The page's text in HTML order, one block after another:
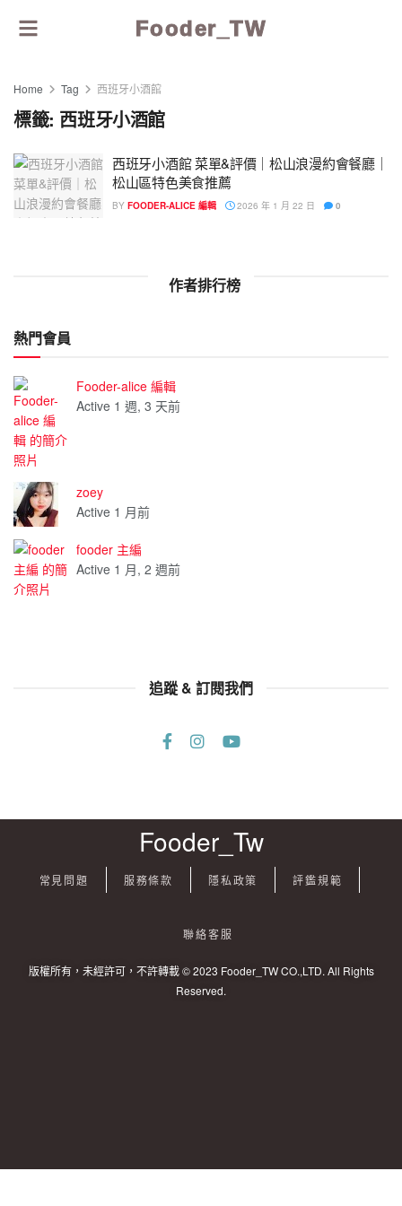
Fooder_TW
Home Tag 西班牙小酒館
標籤: 西班牙小酒館
西班牙小酒館 菜單&評價｜松山浪漫約會餐廳｜
松山區特色美食推薦
BY FOODER-ALICE 編輯 2026 年 1 月 22 日 0
作者排行榜
熱門會員
Fooder-alice 編輯
Active 1 週, 3 天前
zoey
Active 1 月前
fooder 主編
Active 1 月, 2 週前
追蹤 & 訂閱我們
Fooder_Tw
常見問題 服務條款 隱私政策 評鑑規範
聯絡客服
版權所有，未經許可，不許轉載 © 2023 Fooder_TW CO.,LTD. All Rights
Reserved.